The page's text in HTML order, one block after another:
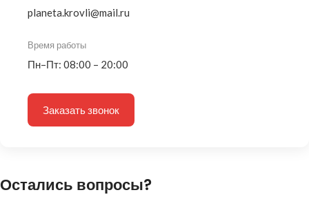
planeta.krovli@mail.ru
Время работы
Пн–Пт: 08:00 – 20:00
Заказать звонок
Остались вопросы?